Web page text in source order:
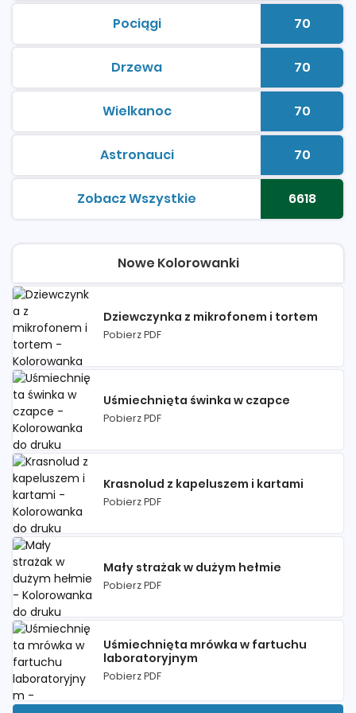
Pociągi
kolorowanki do druku Liczba
70
Drzewakolorowanki do druku Liczba
70
Wielkanockolorowanki do druku Liczba
70
Astronaucikolorowanki do druku Liczba
70
Zobacz Wszystkiekolorowanki do druku Liczba
6618
Nowe Kolorowanki
Dziewczynka z mikrofonem i tortem
Pobierz PDF
Uśmiechnięta świnka w czapce
Pobierz PDF
Krasnolud z kapeluszem i kartami
Pobierz PDF
Mały strażak w dużym hełmie
Pobierz PDF
Uśmiechnięta mrówka w fartuchu
laboratoryjnym
Pobierz PDF